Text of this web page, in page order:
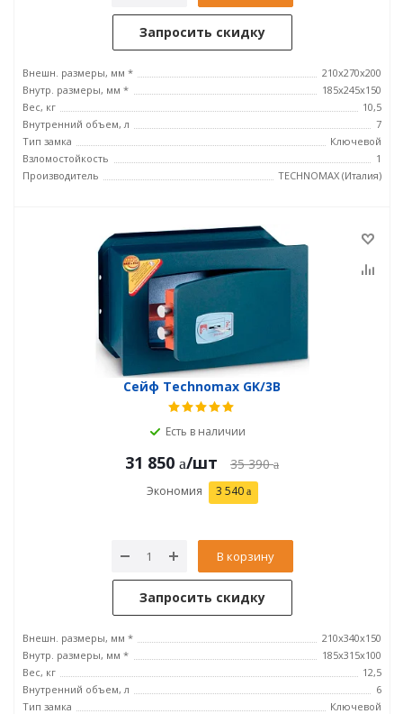
Запросить скидку
Внешн. размеры, мм *
210x270x200
Внутр. размеры, мм *
185х245х150
Вес, кг
10,5
Внутренний объем, л
7
Тип замка
Ключевой
Взломостойкость
1
Производитель
TECHNOMAX (Италия)
Сейф Technomax GK/3В
Есть в наличии
31 850 /шт 35 390
Экономия 3 540
В корзину
Запросить скидку
Внешн. размеры, мм *
210x340x150
Внутр. размеры, мм *
185х315х100
Вес, кг
12,5
Внутренний объем, л
6
Тип замка
Ключевой